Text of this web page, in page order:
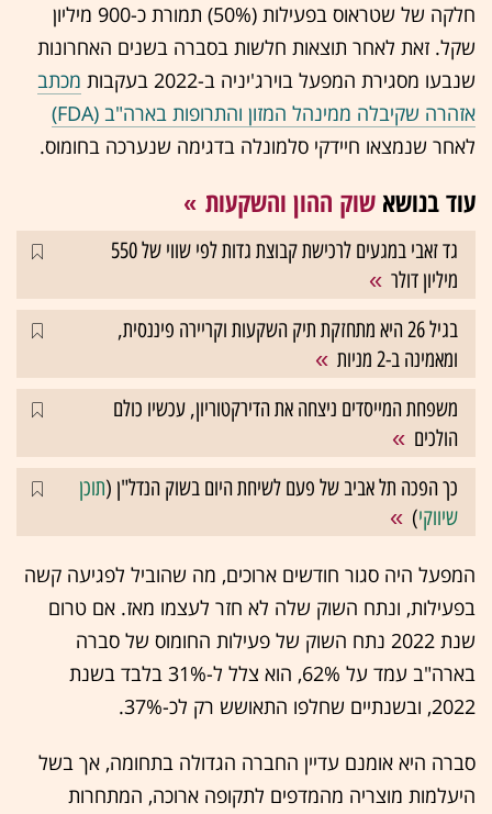
חלקה של שטראוס בפעילות (50%) תמורת כ-900 מיליון
שקל. זאת לאחר תוצאות חלשות בסברה בשנים האחרונות
שנבעו מסגירת המפעל בוירג'יניה ב-2022 בעקבות
מכתב
אזהרה שקיבלה ממינהל המזון והתרופות בארה"ב (FDA)
לאחר שנמצאו חיידקי סלמונלה בדגימה שנערכה בחומוס.
עוד בנושא שוק ההון והשקעות
גד זאבי במגעים לרכישת קבוצת גדות לפי שווי של 550
מיליון דולר
בגיל 26 היא מתחזקת תיק השקעות וקריירה פיננסית,
ומאמינה ב-2 מניות
משפחת המייסדים ניצחה את הדירקטוריון, עכשיו כולם
הולכים
כך הפכה תל אביב של פעם לשיחת היום בשוק הנדל"ן (תוכן
שיווקי)
המפעל היה סגור חודשים ארוכים, מה שהוביל לפגיעה קשה
בפעילות, ונתח השוק שלה לא חזר לעצמו מאז. אם טרום
שנת 2022 נתח השוק של פעילות החומוס של סברה
בארה"ב עמד על 62%, הוא צלל ל-31% בלבד בשנת
2022, ובשנתיים שחלפו התאושש רק לכ-37%.
סברה היא אומנם עדיין החברה הגדולה בתחומה, אך בשל
היעלמות מוצריה מהמדפים לתקופה ארוכה, המתחרות